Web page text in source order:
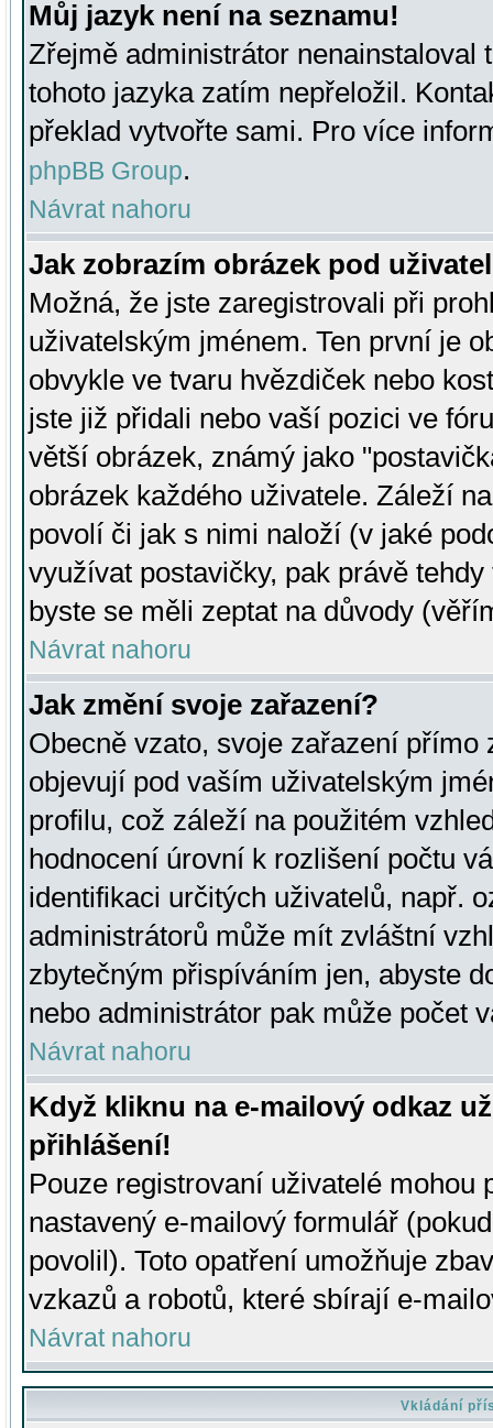
Můj jazyk není na seznamu!
Zřejmě administrátor nenainstaloval
tohoto jazyka zatím nepřeložil.
překlad vytvořte sami. Pro více
phpBB Group.
Návrat nahoru
Jak zobrazím obrázek pod
Možná, že jste zaregistrovali při
uživatelským jménem. Ten první je
obvykle ve tvaru hvězdiček nebo
jste již přidali nebo vaší pozici ve
větší obrázek, známý jako
obrázek každého uživatele. Záleží
povolí či jak s nimi naloží (v jaké
využívat postavičky, pak právě
byste se měli zeptat na důvody
Návrat nahoru
Jak změní svoje zařazení?
Obecně vzato, svoje zařazení přímo
objevují pod vaším uživatelským
profilu, což záleží na použitém
hodnocení úrovní k rozlišení počtu
identifikaci určitých uživatelů, např.
administrátorů může mít zvláštní
zbytečným přispíváním jen, abyste
nebo administrátor pak může počet
Návrat nahoru
Když kliknu na e-mailový odkaz
přihlášení!
Pouze registrovaní uživatelé mohou
nastavený e-mailový formulář
povolil). Toto opatření umožňuje
vzkazů a robotů, které sbírají e-
Návrat nahoru
Vkládání